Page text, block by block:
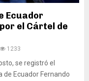
Ecuador
el Cártel de
1233
se registró el
de Ecuador Fernando